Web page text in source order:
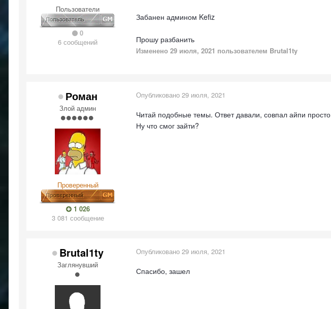
Пользователи
0
6 сообщений
Забанен админом Kefiz
Прошу разбанить
Изменено 29 июля, 2021 пользователем Brutal1ty
Роман
Злой админ
Проверенный
1 026
3 081 сообщение
Опубликовано 29 июля, 2021
Читай подобные темы. Ответ давали, совпал айпи просто
Ну что смог зайти?
Brutal1ty
Заглянувший
Опубликовано 29 июля, 2021
Спасибо, зашел